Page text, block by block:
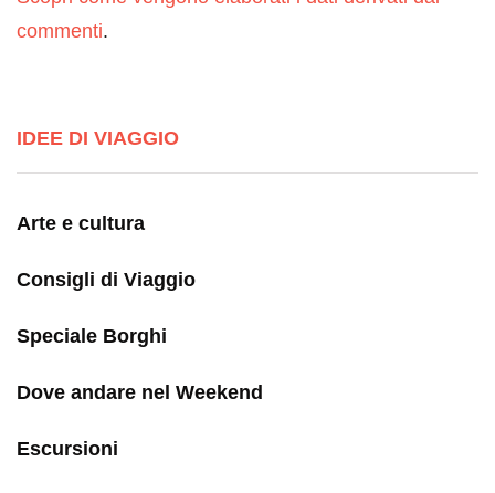
commenti.
IDEE DI VIAGGIO
Arte e cultura
Consigli di Viaggio
Speciale Borghi
Dove andare nel Weekend
Escursioni